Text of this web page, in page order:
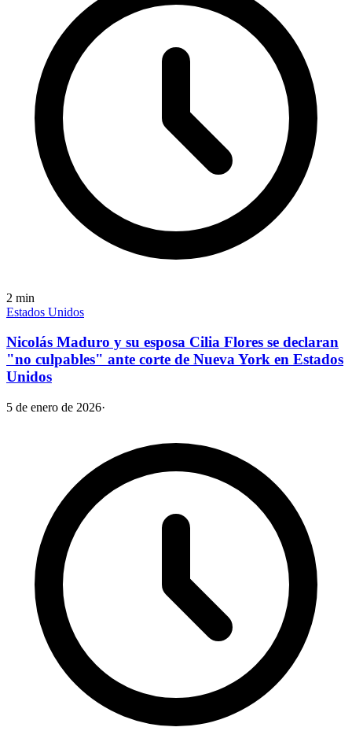
2 min
Estados Unidos
Nicolás Maduro y su esposa Cilia Flores se declaran
"no culpables" ante corte de Nueva York en Estados
Unidos
5 de enero de 2026·